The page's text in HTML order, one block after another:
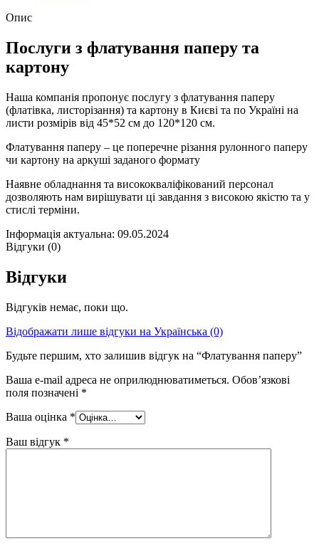
Опис
Послуги з флатування паперу та
картону
Наша компанія пропонує послугу з флатування паперу
(флатівка, листорізання) та картону в Києві та по Україні на
листи розмірів від 45*52 см до 120*120 см.
Флатування паперу – це поперечне різання рулонного паперу
чи картону на аркуші заданого формату
Наявне обладнання та висококваліфікований персонал
дозволяють нам вирішувати ці завдання з високою якістю та у
стислі терміни.
Інформація актуальна: 09.05.2024
Відгуки (0)
Відгуки
Відгуків немає, поки що.
Відображати лише відгуки на Українська (0)
Будьте першим, хто залишив відгук на “Флатування паперу”
Ваша e-mail адреса не оприлюднюватиметься. Обов’язкові
поля позначені *
Ваша оцінка *
Ваш відгук *